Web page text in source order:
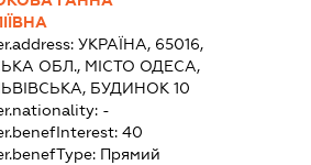
УКРАЇНА, 65016,
ОБЛ., МІСТО ОДЕСА,
БУДИНОК 10
-
40
Прямий